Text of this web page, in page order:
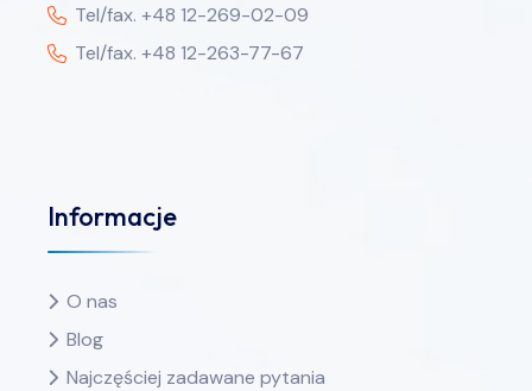
Tel/fax. +48 12-269-02-09
Tel/fax. +48 12-263-77-67
Informacje
O nas
Blog
Najczęściej zadawane pytania